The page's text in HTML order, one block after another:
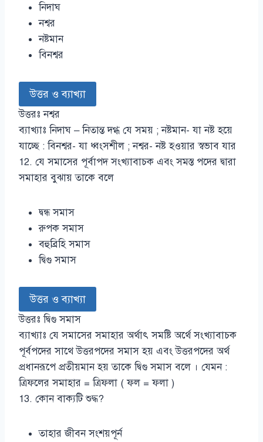
নিদাঘ
নশ্বর
নষ্টমান
বিনশ্বর
উত্তর ও ব্যাখ্যা
উত্তরঃ নশ্বর
ব্যাখ্যাঃ নিদাঘ – নিতান্ত দগ্ধ যে সময় ; নষ্টমান- যা নষ্ট হয়ে
যাচ্ছে : বিনশ্বর- যা ধ্বংসশীল ; নশ্বর- নষ্ট হওয়ার স্বভাব যার
12. যে সমাসের পূর্বাপদ সংখ্যাবাচক এবং সমস্ত পদের দ্বারা
সমাহার বুঝায় তাকে বলে
দ্বন্ধ সমাস
রুপক সমাস
বহুব্রিহি সমাস
দ্বিগু সমাস
উত্তর ও ব্যাখ্যা
উত্তরঃ দ্বিগু সমাস
ব্যাখ্যাঃ যে সমাসের সমাহার অর্থাৎ সমষ্টি অর্থে সংখ্যাবাচক
পূর্বপদের সাথে উত্তরপদের সমাস হয় এবং উত্তরপদের অর্থ
প্রধানরূপে প্রতীয়মান হয় তাকে দ্বিগু সমাস বলে । যেমন :
ত্রিফলের সমাহার = ত্রিফলা ( ফল = ফলা )
13. কোন বাক্যটি শুদ্ধ?
তাহার জীবন সংশয়পূর্ন